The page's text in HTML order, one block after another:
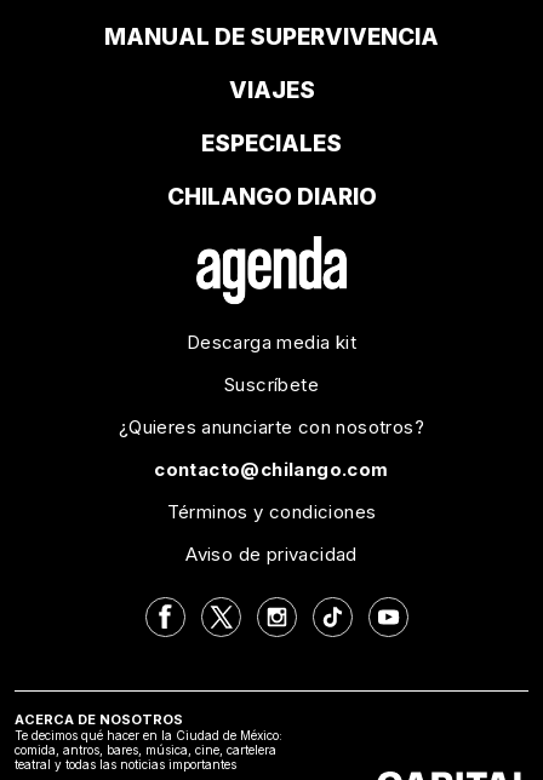
MANUAL DE SUPERVIVENCIA
VIAJES
ESPECIALES
CHILANGO DIARIO
Descarga media kit
Suscríbete
¿Quieres anunciarte con nosotros?
contacto@chilango.com
Términos y condiciones
Aviso de privacidad
ACERCA DE NOSOTROS
Te decimos qué hacer en la Ciudad de México:
comida, antros, bares, música, cine, cartelera
teatral y todas las noticias importantes